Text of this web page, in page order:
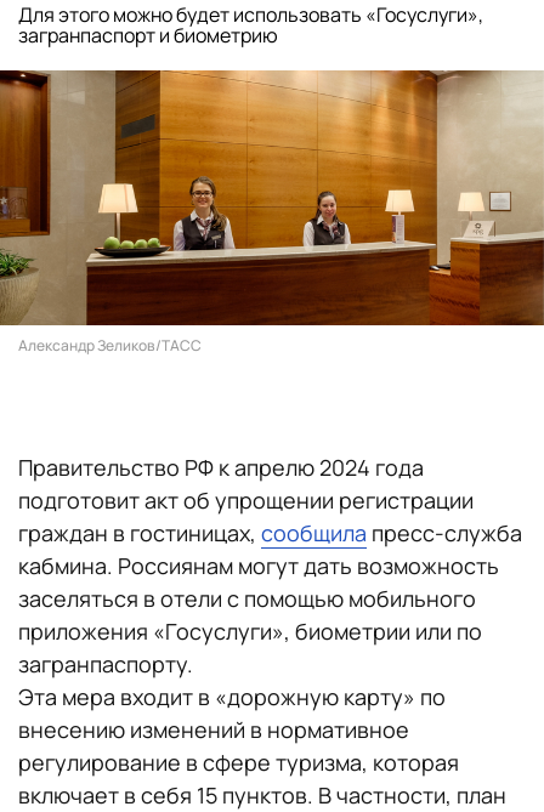
Для этого можно будет использовать «Госуслуги»,
загранпаспорт и биометрию
Александр Зеликов/ТАСС
Правительство РФ к апрелю 2024 года
подготовит акт об упрощении регистрации
граждан в гостиницах, сообщила пресс-служба
кабмина. Россиянам могут дать возможность
заселяться в отели с помощью мобильного
приложения «Госуслуги», биометрии или по
загранпаспорту.
Эта мера входит в «дорожную карту» по
внесению изменений в нормативное
регулирование в сфере туризма, которая
включает в себя 15 пунктов. В частности, план